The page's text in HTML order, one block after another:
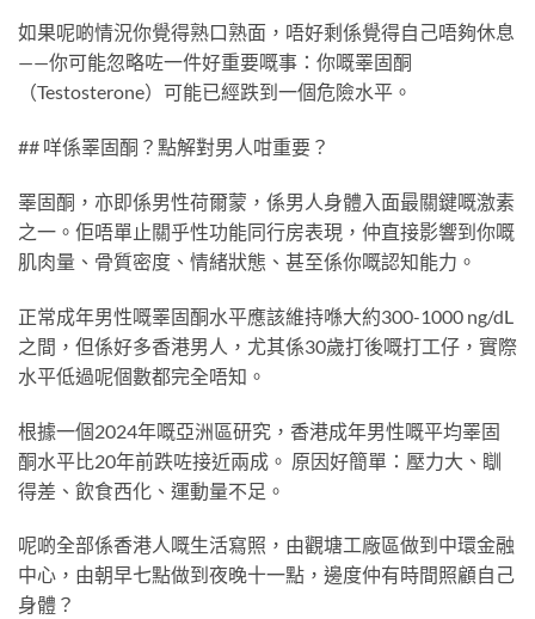
如果呢啲情況你覺得熟口熟面，唔好剩係覺得自己唔夠休息
——你可能忽略咗一件好重要嘅事：你嘅睪固酮
（Testosterone）可能已經跌到一個危險水平。
## 咩係睪固酮？點解對男人咁重要？
睪固酮，亦即係男性荷爾蒙，係男人身體入面最關鍵嘅激素
之一。佢唔單止關乎性功能同行房表現，仲直接影響到你嘅
肌肉量、骨質密度、情緒狀態、甚至係你嘅認知能力。
正常成年男性嘅睪固酮水平應該維持喺大約300-1000 ng/dL
之間，但係好多香港男人，尤其係30歲打後嘅打工仔，實際
水平低過呢個數都完全唔知。
根據一個2024年嘅亞洲區研究，香港成年男性嘅平均睪固
酮水平比20年前跌咗接近兩成。 原因好簡單：壓力大、瞓
得差、飲食西化、運動量不足。
呢啲全部係香港人嘅生活寫照，由觀塘工廠區做到中環金融
中心，由朝早七點做到夜晚十一點，邊度仲有時間照顧自己
身體？